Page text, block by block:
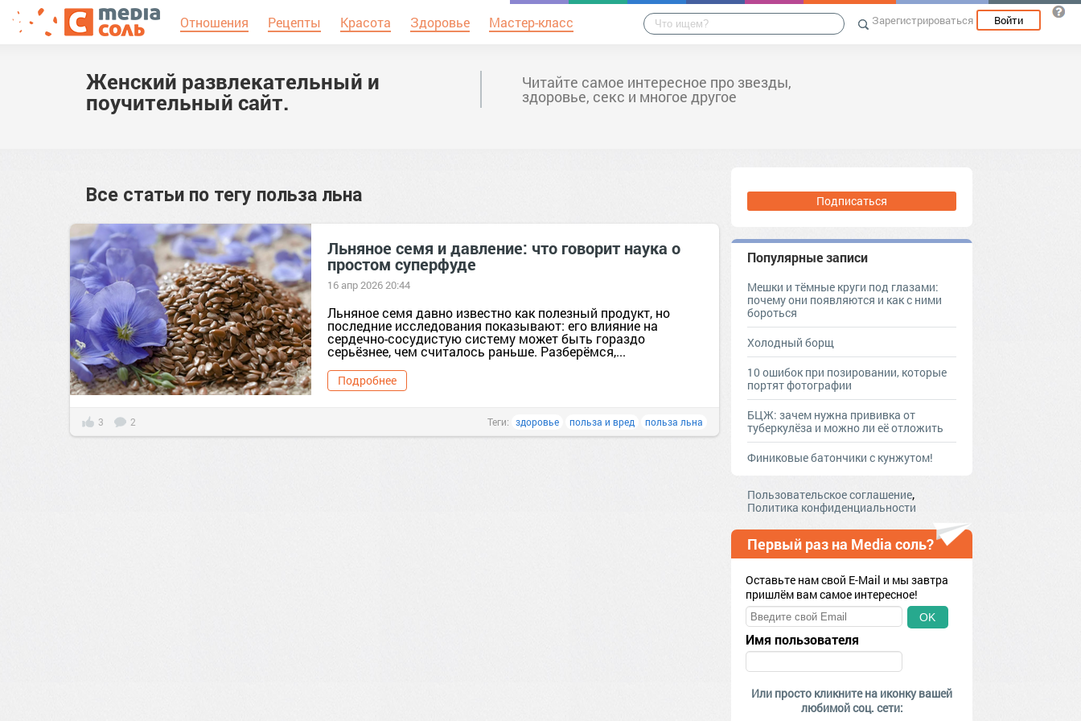
Отношения Рецепты Красота Здоровье Мастер-класс Зарегистрироваться Войти
Женский развлекательный и
поучительный сайт.
Читайте самое интересное про звезды,
здоровье, секс и многое другое
Все статьи по тегу польза льна
Льняное семя и давление: что говорит наука о
простом суперфуде
16 апр 2026 20:44
Льняное семя давно известно как полезный продукт, но
последние исследования показывают: его влияние на
сердечно-сосудистую систему может быть гораздо
серьёзнее, чем считалось раньше. Разберёмся,...
Подробнее
3 2 Теги: здоровье польза и вред польза льна
Подписаться
Популярные записи
Мешки и тёмные круги под глазами:
почему они появляются и как с ними
бороться
Холодный борщ
10 ошибок при позировании, которые
портят фотографии
БЦЖ: зачем нужна прививка от
туберкулёза и можно ли её отложить
Финиковые батончики с кунжутом!
Пользовательское соглашение,
Политика конфиденциальности
Первый раз на Media соль?
Оставьте нам свой E-Mail и мы завтра
пришлём вам самое интересное!
OK
Имя пользователя
Или просто кликните на иконку вашей
любимой соц. сети: